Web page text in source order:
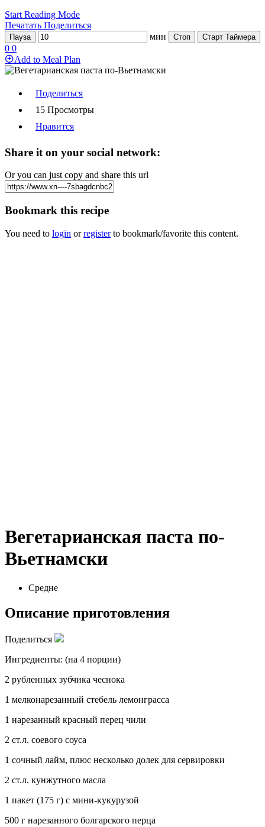
Start Reading Mode
Печатать Поделиться
Пауза мин Стоп Старт Таймера
0 0
Add to Meal Plan
Поделиться
15 Просмотры
Нравится
Share it on your social network:
Or you can just copy and share this url
Bookmark this recipe
You need to login orregisterto bookmark/favorite this content.
Вегетарианская паста по-
Вьетнамски
Средне
Описание приготовления
Поделиться
Ингредиенты: (на 4 порции)
2 рубленных зубчика чеснока
1 мелконарезанный стебель лемонграсса
1 нарезанный красный перец чили
2 ст.л. соевого соуса
1 сочный лайм, плюс несколько долек для сервировки
2 ст.л. кунжутного масла
1 пакет (175 г) с мини-кукурузой
500 г нарезанного болгарского перца